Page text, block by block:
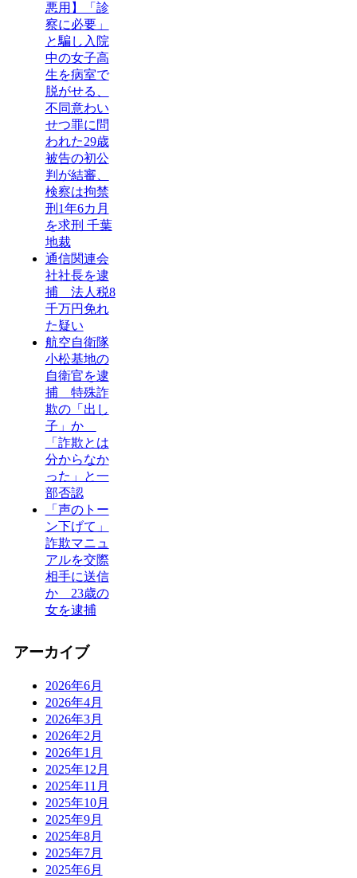
悪用】「診
察に必要」
と騙し入院
中の女子高
生を病室で
脱がせる、
不同意わい
せつ罪に問
われた29歳
被告の初公
判が結審、
検察は拘禁
刑1年6カ月
を求刑 千葉
地裁
通信関連会
社社長を逮
捕 法人税8
千万円免れ
た疑い
航空自衛隊
小松基地の
自衛官を逮
捕 特殊詐
欺の「出し
子」か
「詐欺とは
分からなか
った」と一
部否認
「声のトー
ン下げて」
詐欺マニュ
アルを交際
相手に送信
か 23歳の
女を逮捕
アーカイブ
2026年6月
2026年4月
2026年3月
2026年2月
2026年1月
2025年12月
2025年11月
2025年10月
2025年9月
2025年8月
2025年7月
2025年6月